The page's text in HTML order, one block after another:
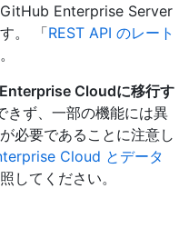
Enterprise Server
。 「REST API のレート
Cloudに移行す
きず、一部の機能には異
必要であることに注意し
Cloud とデータ
してください。